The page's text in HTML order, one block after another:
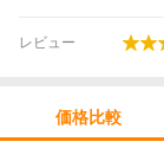
レビュー
価格比較